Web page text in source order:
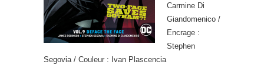
Carmine Di
Giandomenico /
Encrage :
Stephen
Segovia / Couleur : Ivan Plascencia